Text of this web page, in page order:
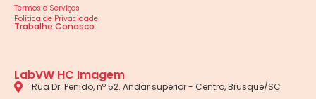
Termos e Serviços
Política de Privacidade
Trabalhe Conosco
LabVW HC Imagem
Rua Dr. Penido, nº 52. Andar superior - Centro, Brusque/SC